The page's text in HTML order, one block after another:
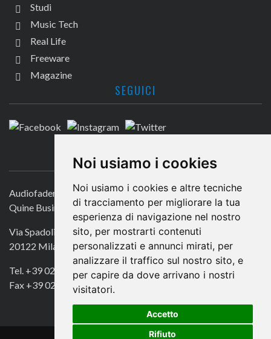
Noi usiamo i cookies
Noi usiamo i cookies e altre tecniche
di tracciamento per migliorare la tua
esperienza di navigazione nel nostro
sito, per mostrarti contenuti
personalizzati e annunci mirati, per
analizzare il traffico sul nostro sito, e
per capire da dove arrivano i nostri
visitatori.
Accetto
Rifiuto
Studi
Music Tech
Real Life
Freeware
Magazine
SEGUICI
CONTATTACI
Audiofader.com
Quine Business Publisher
Via Spadolini 7
20122 Milano
Tel. +39 02 49756990
Fax +39 02 72016740